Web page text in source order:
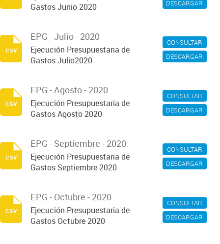
DESCARGAR
Gastos Junio 2020
CONSULTAR
DESCARGAR
EPG - Julio - 2020
Ejecución Presupuestaria de
Gastos Julio2020
csv
CONSULTAR
DESCARGAR
EPG - Agosto - 2020
Ejecución Presupuestaria de
Gastos Agosto 2020
csv
CONSULTAR
DESCARGAR
EPG - Septiembre - 2020
Ejecución Presupuestaria de
Gastos Septiembre 2020
csv
CONSULTAR
DESCARGAR
EPG - Octubre - 2020
Ejecución Presupuestaria de
Gastos Octubre 2020
csv